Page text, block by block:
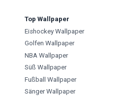
Top Wallpaper
Eishockey Wallpaper
Golfen Wallpaper
NBA Wallpaper
Süß Wallpaper
Fußball Wallpaper
Sänger Wallpaper